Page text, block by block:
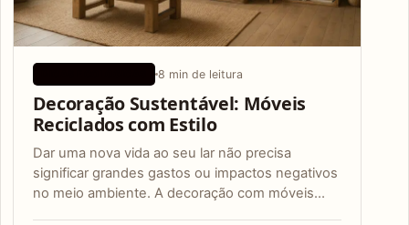
8 min de leitura
Decoração Sustentável: Móveis
Reciclados com Estilo
Dar uma nova vida ao seu lar não precisa
significar grandes gastos ou impactos negativos
no meio ambiente. A decoração com móveis…